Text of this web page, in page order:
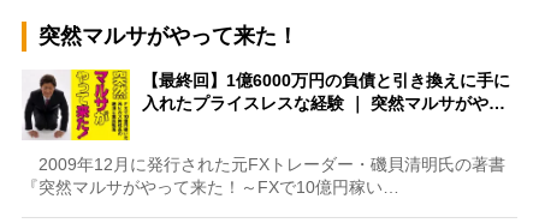
突然マルサがやって来た！
【最終回】1億6000万円の負債と引き換えに手に
入れたプライスレスな経験 ｜ 突然マルサがや…
2009年12月に発行された元FXトレーダー・磯貝清明氏の著書
『突然マルサがやって来た！～FXで10億円稼い…